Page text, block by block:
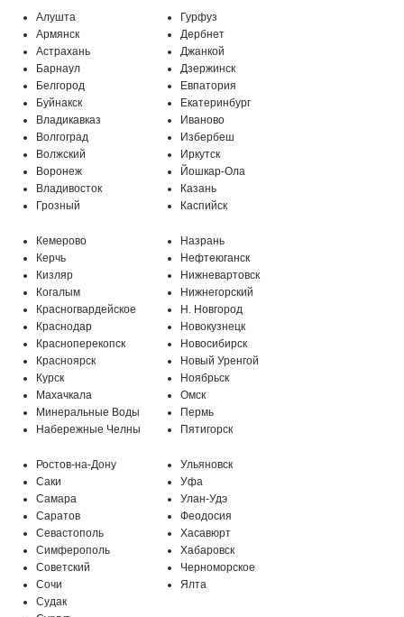
Алушта
Армянск
Астрахань
Барнаул
Белгород
Буйнакск
Владикавказ
Волгоград
Волжский
Воронеж
Владивосток
Грозный
Гурфуз
Дербнет
Джанкой
Дзержинск
Евпатория
Екатеринбург
Иваново
Избербеш
Иркутск
Йошкар-Ола
Казань
Каспийск
Кемерово
Керчь
Кизляр
Когалым
Красногвардейское
Краснодар
Красноперекопск
Красноярск
Курск
Махачкала
Минеральные Воды
Набережные Челны
Назрань
Нефтеюганск
Нижневартовск
Нижнегорский
Н. Новгород
Новокузнецк
Новосибирск
Новый Уренгой
Ноябрьск
Омск
Пермь
Пятигорск
Ростов-на-Дону
Саки
Самара
Саратов
Севастополь
Симферополь
Советский
Сочи
Судак
Ульяновск
Уфа
Улан-Удэ
Феодосия
Хасавюрт
Хабаровск
Черноморское
Ялта
Бережковский проезд, 212